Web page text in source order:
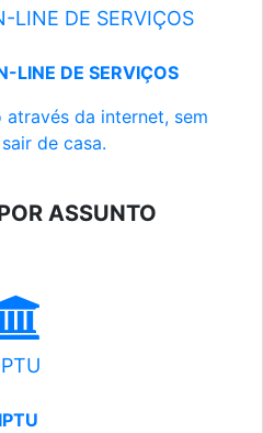
LINE DE SERVIÇOS
LINE DE SERVIÇOS
da internet, sem
de casa.
ASSUNTO
IPTU